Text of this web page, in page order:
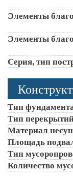
Элементы
Элементы
Серия, тип
Тип
Тип
Материал
Площадь
Тип
Количество